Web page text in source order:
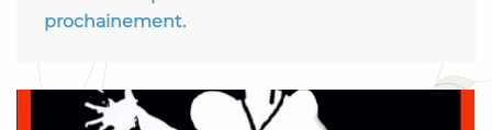
prochainement.